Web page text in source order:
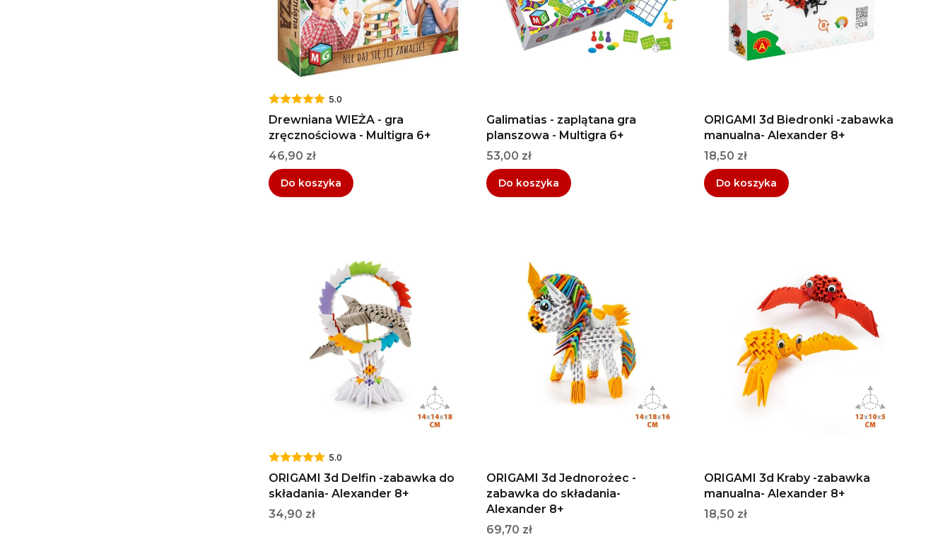
5.0
Drewniana WIEŻA - gra
zręcznościowa - Multigra 6+
Cena
46,90 zł
Do koszyka
Galimatias - zaplątana gra
planszowa - Multigra 6+
Cena
53,00 zł
Do koszyka
ORIGAMI 3d Biedronki -zabawka
manualna- Alexander 8+
Cena
18,50 zł
Do koszyka
5.0
ORIGAMI 3d Delfin -zabawka do
składania- Alexander 8+
Cena
34,90 zł
ORIGAMI 3d Jednorożec -
zabawka do składania-
Alexander 8+
Cena
69,70 zł
ORIGAMI 3d Kraby -zabawka
manualna- Alexander 8+
Cena
18,50 zł